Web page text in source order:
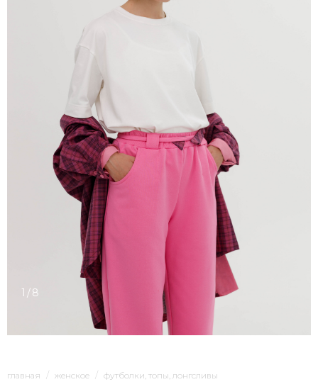
1/8
главная женское футболки, топы, лонгсливы